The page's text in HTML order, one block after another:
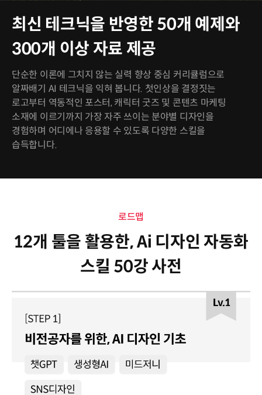
최신 테크닉을 반영한 50개 예제와
300개 이상 자료 제공
단순한 이론에 그치지 않는 실력 향상 중심 커리큘럼으로
알짜배기 AI 테크닉을 익혀 봅니다. 첫인상을 결정짓는
로고부터 역동적인 포스터, 캐릭터 굿즈 및 콘텐츠 마케팅
소재에 이르기까지 가장 자주 쓰이는 분야별 디자인을
경험하며 어디에나 응용할 수 있도록 다양한 스킬을
습득합니다.
로드맵
12개 툴을 활용한, Ai 디자인 자동화
스킬 50강 사전